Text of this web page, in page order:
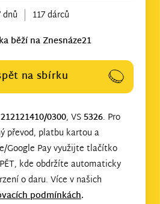
dnů
117 dárců
běží na Znesnáze21
na sbírku
212121410/0300, VS5326. Pro
převod, platbu kartou a
Google Pay využijte tlačítko
kde obdržíte automaticky
o daru. Více v našich
podmínkách.